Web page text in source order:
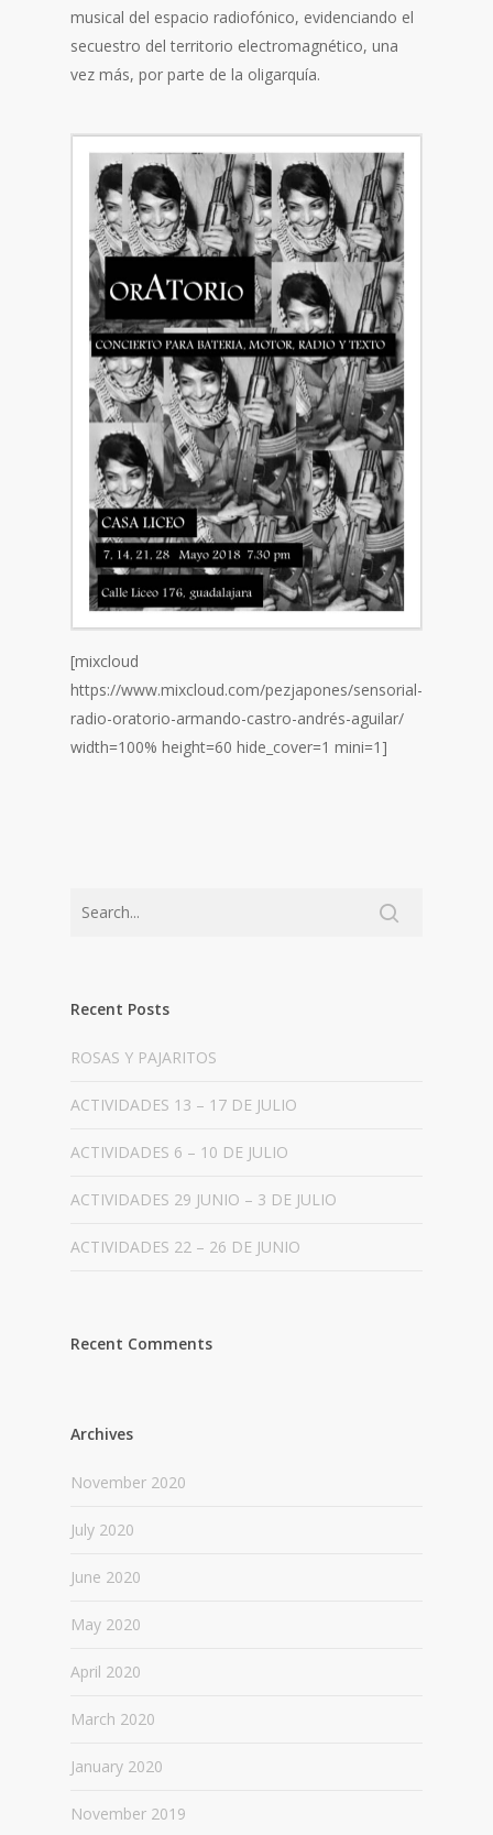
musical del espacio radiofónico, evidenciando el
secuestro del territorio electromagnético, una
vez más, por parte de la oligarquía.
[mixcloud
https://www.mixcloud.com/pezjapones/sensorial-
radio-oratorio-armando-castro-andrés-aguilar/
width=100% height=60 hide_cover=1 mini=1]
Recent Posts
ROSAS Y PAJARITOS
ACTIVIDADES 13 – 17 DE JULIO
ACTIVIDADES 6 – 10 DE JULIO
ACTIVIDADES 29 JUNIO – 3 DE JULIO
ACTIVIDADES 22 – 26 DE JUNIO
Recent Comments
Archives
November 2020
July 2020
June 2020
May 2020
April 2020
March 2020
January 2020
November 2019